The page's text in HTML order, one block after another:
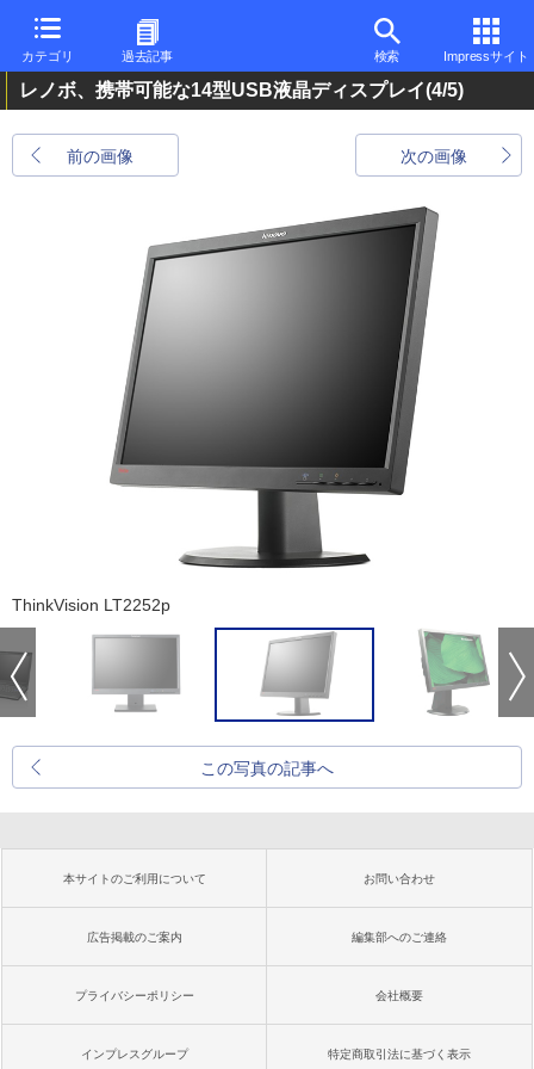
カテゴリ 過去記事 検索 Impressサイト
レノボ、携帯可能な14型USB液晶ディスプレイ(4/5)
前の画像 次の画像
ThinkVision LT2252p
この写真の記事へ
本サイトのご利用について お問い合わせ
広告掲載のご案内 編集部へのご連絡
プライバシーポリシー 会社概要
インプレスグループ 特定商取引法に基づく表示